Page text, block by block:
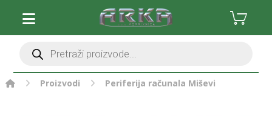
Proizvodi Periferija računala Miševi